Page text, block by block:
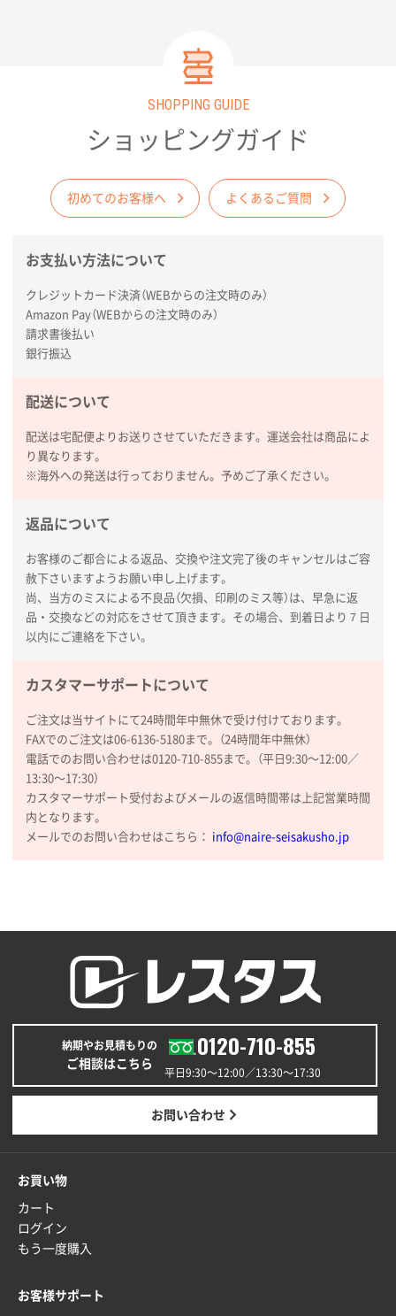
SHOPPING GUIDE
ショッピングガイド
初めてのお客様へ よくあるご質問
お支払い方法について
クレジットカード決済（WEBからの注文時のみ）
Amazon Pay（WEBからの注文時のみ）
請求書後払い
銀行振込
配送について
配送は宅配便よりお送りさせていただきます。運送会社は商品によ
り異なります。
※海外への発送は行っておりません。予めご了承ください。
返品について
お客様のご都合による返品、交換や注文完了後のキャンセルはご容
赦下さいますようお願い申し上げます。
尚、当方のミスによる不良品（欠損、印刷のミス等）は、早急に返
品・交換などの対応をさせて頂きます。その場合、到着日より７日
以内にご連絡を下さい。
カスタマーサポートについて
ご注文は当サイトにて24時間年中無休で受け付けております。
FAXでのご注文は06-6136-5180まで。（24時間年中無休）
電話でのお問い合わせは0120-710-855まで。（平日9:30〜12:00／
13:30〜17:30）
カスタマーサポート受付およびメールの返信時間帯は上記営業時間
内となります。
メールでのお問い合わせはこちら： info@naire-seisakusho.jp
納期やお見積もりの
ご相談はこちら
0120-710-855
平日9:30〜12:00／13:30〜17:30
お問い合わせ
お買い物
カート
ログイン
もう一度購入
お客様サポート